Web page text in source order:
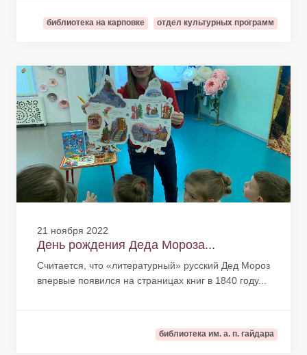
библиотека на карповке отдел культурных программ
21 ноября 2022
День рождения Деда Мороза...
Считается, что «литературный» русский Дед Мороз
впервые появился на страницах книг в 1840 году...
библиотека им. а. п. гайдара